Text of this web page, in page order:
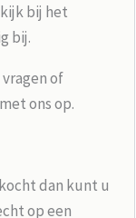
bij het
bij.
of
ons op.
dan kunt u
op een